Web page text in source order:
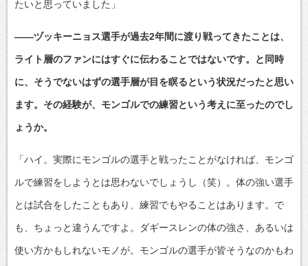
たいと思っていました」
――ヅッキーニョス選手が過去2年間に渡り戦ってきたことは、
ライト層のファンにはすぐに伝わることではないです。と同時
に、そうでないはずの選手層が目を瞑るという状況だったと思い
ます。その経験が、モンゴルでの練習という考えに至ったのでし
ょうか。
「ハイ。実際にモンゴルの選手と戦ったことがなければ、モンゴ
ルで練習をしようとは思わないでしょうし（笑）。体の強い選手
とは試合をしたこともあり、練習でもやることはあります。で
も、ちょっと違うんですよ。ダギースレンの体の強さ、あるいは
使い方かもしれないモノが。モンゴルの選手が皆そうなのかもわ